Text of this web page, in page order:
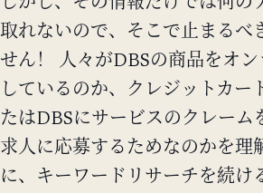
取れないので、そこで止まるべ
せん！ 人々がDBSの商品をオ
しているのか、クレジットカー
たはDBSにサービスのクレーム
求人に応募するためなのかを理
に、キーワードリサーチを続け